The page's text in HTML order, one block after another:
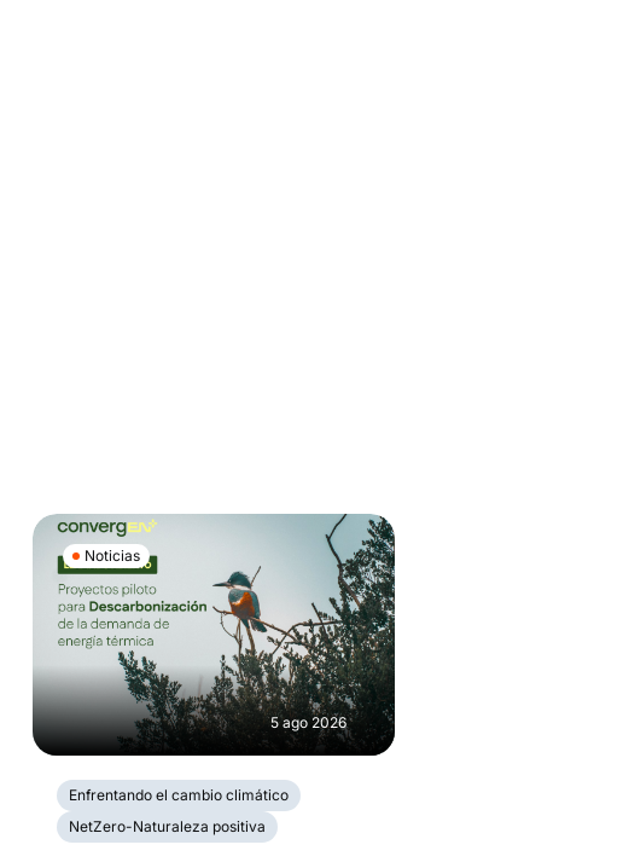
Noticias
5 ago 2026
Enfrentando el cambio climático
NetZero-Naturaleza positiva